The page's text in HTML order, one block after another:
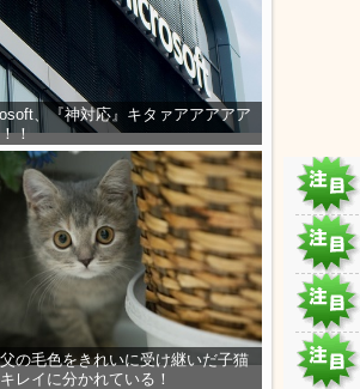
、『神対応』キタァアアアアア
！
父の毛色をきれいに受け継いだ子猫
レイに分かれている！